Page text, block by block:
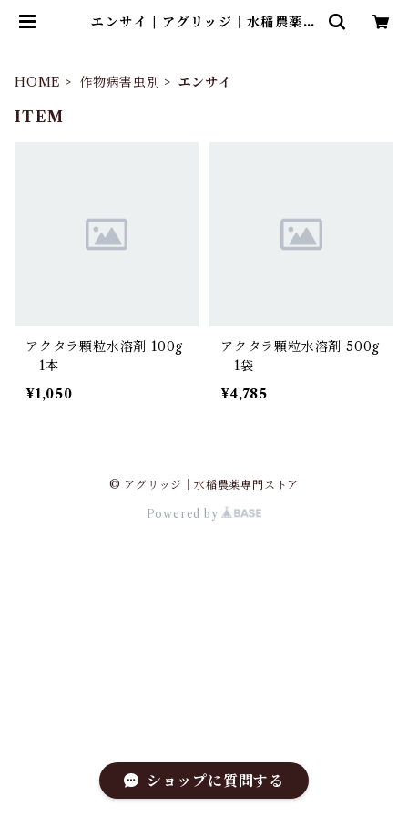
エンサイ | アグリッジ｜水稲農薬専
HOME 作物病害虫別 エンサイ
ITEM
アクタラ顆粒水溶剤 100g
1本
¥1,050
アクタラ顆粒水溶剤 500g
1袋
¥4,785
© アグリッジ｜水稲農薬専門ストア
Powered by
ショップに質問する